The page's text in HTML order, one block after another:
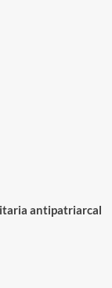
antipatriarcal